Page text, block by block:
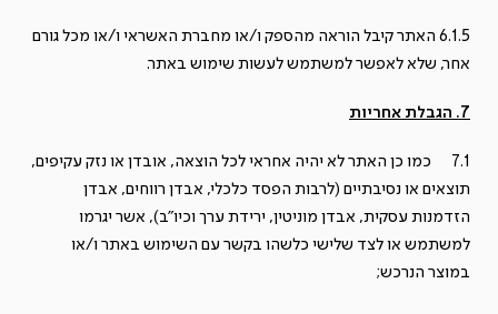
6.1.5 האתר קיבל הוראה מהספק ו/או מחברת האשראי ו/או מכל גורם
אחר, שלא לאפשר למשתמש לעשות שימוש באתר.
7. הגבלת אחריות
7.1 כמו כן האתר לא יהיה אחראי לכל הוצאה, אובדן או נזק עקיפים,
תוצאים או נסיבתיים (לרבות הפסד כלכלי, אבדן רווחים, אבדן
הזדמנות עסקית, אבדן מוניטין, ירידת ערך וכיו"ב), אשר יגרמו
למשתמש או לצד שלישי כלשהו בקשר עם השימוש באתר ו/או
במוצר הנרכש;